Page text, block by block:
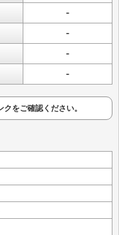
-
-
-
-
をご確認ください。